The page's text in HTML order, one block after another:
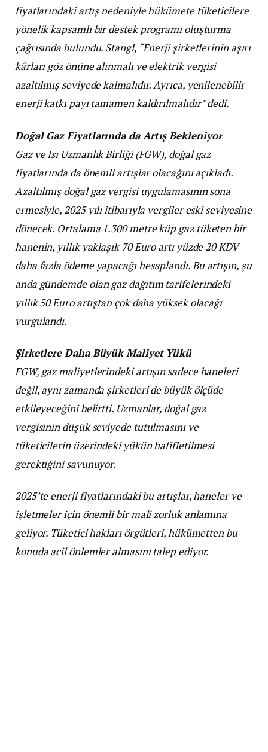
fiyatlarındaki artış nedeniyle hükümete tüketicilere
yönelik kapsamlı bir destek programı oluşturma
çağrısında bulundu. Stangl, “Enerji şirketlerinin aşırı
kârları göz önüne alınmalı ve elektrik vergisi
azaltılmış seviyede kalmalıdır. Ayrıca, yenilenebilir
enerji katkı payı tamamen kaldırılmalıdır” dedi.
Doğal Gaz Fiyatlarında da Artış Bekleniyor
Gaz ve Isı Uzmanlık Birliği (FGW), doğal gaz
fiyatlarında da önemli artışlar olacağını açıkladı.
Azaltılmış doğal gaz vergisi uygulamasının sona
ermesiyle, 2025 yılı itibarıyla vergiler eski seviyesine
dönecek. Ortalama 1.300 metre küp gaz tüketen bir
hanenin, yıllık yaklaşık 70 Euro artı yüzde 20 KDV
daha fazla ödeme yapacağı hesaplandı. Bu artışın, şu
anda gündemde olan gaz dağıtım tarifelerindeki
yıllık 50 Euro artıştan çok daha yüksek olacağı
vurgulandı.
Şirketlere Daha Büyük Maliyet Yükü
FGW, gaz maliyetlerindeki artışın sadece haneleri
değil, aynı zamanda şirketleri de büyük ölçüde
etkileyeceğini belirtti. Uzmanlar, doğal gaz
vergisinin düşük seviyede tutulmasını ve
tüketicilerin üzerindeki yükün hafifletilmesi
gerektiğini savunuyor.
2025’te enerji fiyatlarındaki bu artışlar, haneler ve
işletmeler için önemli bir mali zorluk anlamına
geliyor. Tüketici hakları örgütleri, hükümetten bu
konuda acil önlemler almasını talep ediyor.